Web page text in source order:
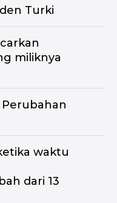
Turki
miliknya
Perubahan
waktu
dari 13
dan isu